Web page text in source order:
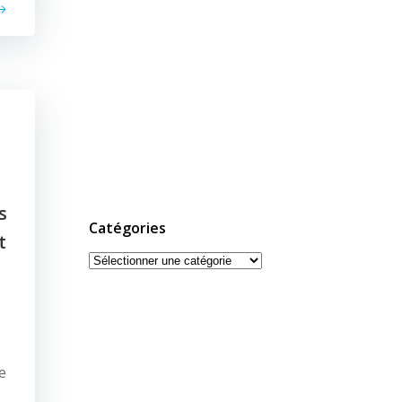
Catégories
Catégories